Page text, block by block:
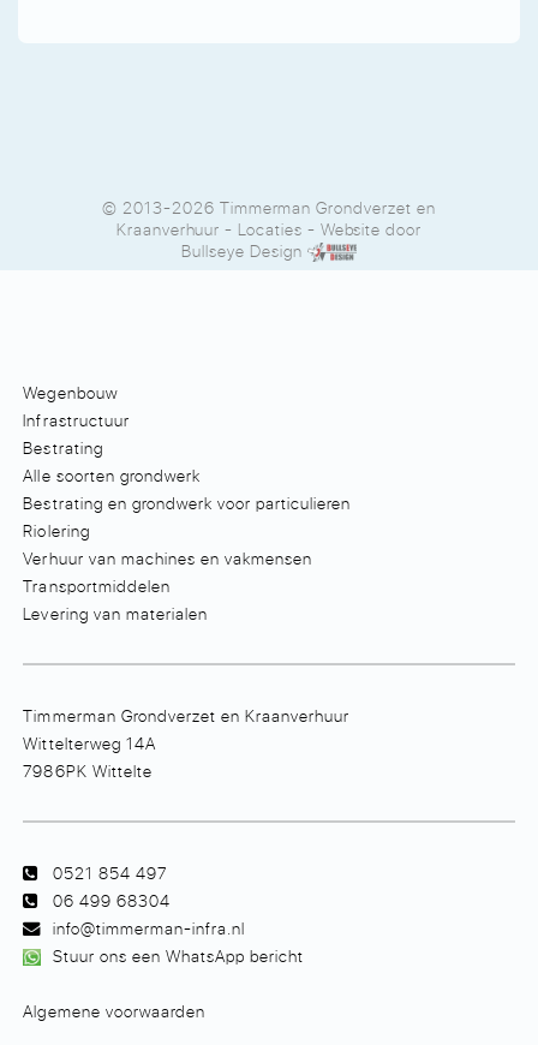
© 2013-2026 Timmerman Grondverzet en
Kraanverhuur- Locaties - Website door
Bullseye Design
Wegenbouw
Infrastructuur
Bestrating
Alle soorten grondwerk
Bestrating en grondwerk voor particulieren
Riolering
Verhuur van machines en vakmensen
Transportmiddelen
Levering van materialen
Timmerman Grondverzet en Kraanverhuur
Wittelterweg 14A
7986PK Wittelte
0521 854 497
06 499 68304
info@timmerman-infra.nl
Stuur ons een WhatsApp bericht
Algemene voorwaarden